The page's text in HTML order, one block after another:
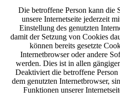
Die betroffene Person kann die
unsere Internetseite jederzeit
Einstellung des genutzten
damit der Setzung von Cookies
können bereits gesetzte
Internetbrowser oder andere
werden. Dies ist in allen
Deaktiviert die betroffene
dem genutzten Internetbrowser,
Funktionen unserer